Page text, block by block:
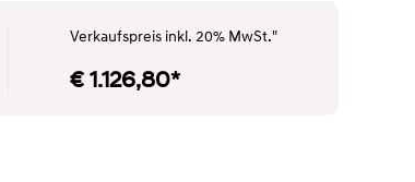
Verkaufspreis inkl. 20% MwSt."
€ 1.126,80*